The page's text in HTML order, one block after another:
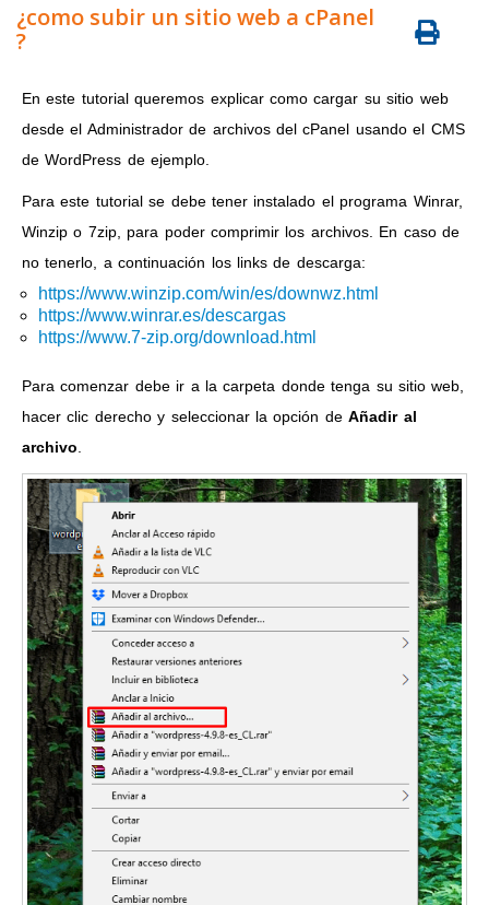
¿como subir un sitio web a cPanel
?
En este tutorial queremos explicar como cargar su sitio web
desde el Administrador de archivos del cPanel usando el CMS
de WordPress de ejemplo.
Para este tutorial se debe tener instalado el programa Winrar,
Winzip o 7zip, para poder comprimir los archivos. En caso de
no tenerlo, a continuación los links de descarga:
https://www.winzip.com/win/es/downwz.html
https://www.winrar.es/descargas
https://www.7-zip.org/download.html
Para comenzar debe ir a la carpeta donde tenga su sitio web,
hacer clic derecho y seleccionar la opción deAñadir al
archivo